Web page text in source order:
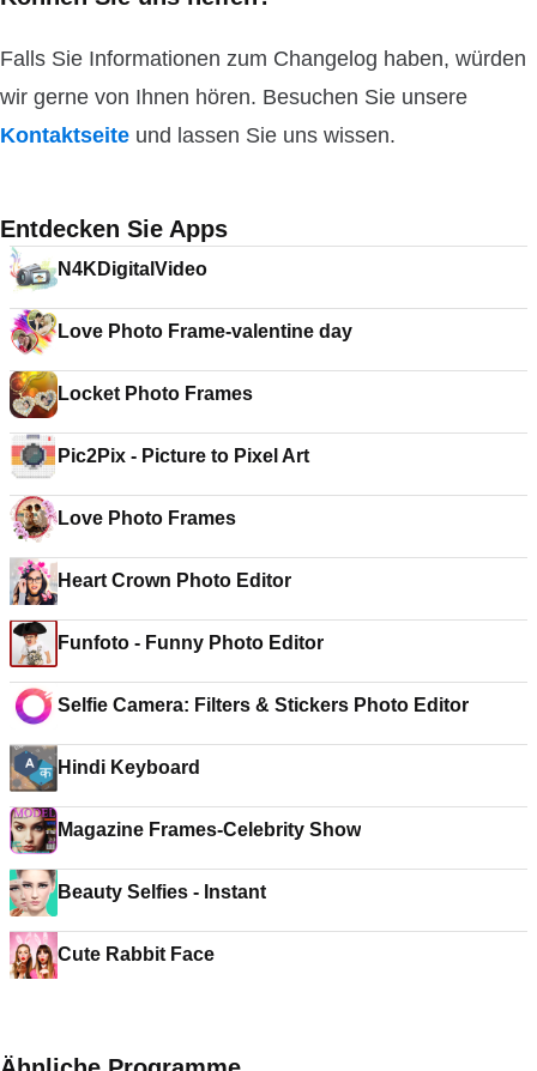
Falls Sie Informationen zum Changelog haben, würden
wir gerne von Ihnen hören. Besuchen Sie unsere
Kontaktseite und lassen Sie uns wissen.
Entdecken Sie Apps
N4KDigitalVideo
Love Photo Frame-valentine day
Locket Photo Frames
Pic2Pix - Picture to Pixel Art
Love Photo Frames
Heart Crown Photo Editor
Funfoto - Funny Photo Editor
Selfie Camera: Filters & Stickers Photo Editor
Hindi Keyboard
Magazine Frames-Celebrity Show
Beauty Selfies - Instant
Cute Rabbit Face